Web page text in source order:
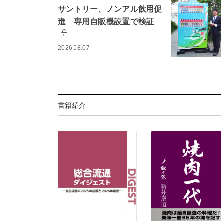
サントリー、ノンアル飲用促
進 専用自販機設置で検証
2026.08.07
書籍紹介